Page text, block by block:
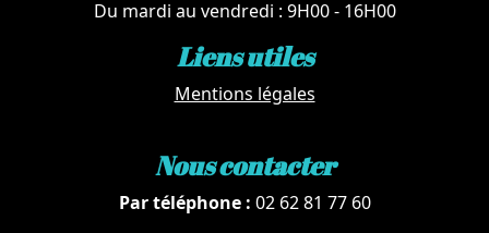
Du mardi au vendredi : 9H00 - 16H00
Liens utiles
Mentions légales
Nous contacter
Par téléphone : 02 62 81 77 60